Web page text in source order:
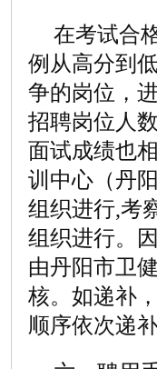
在考试合
例从高分到
争的岗位，
招聘岗位人
面试成绩也
训中心（丹
组织进行,考
组织进行。
由丹阳市卫
核。如递补
顺序依次递